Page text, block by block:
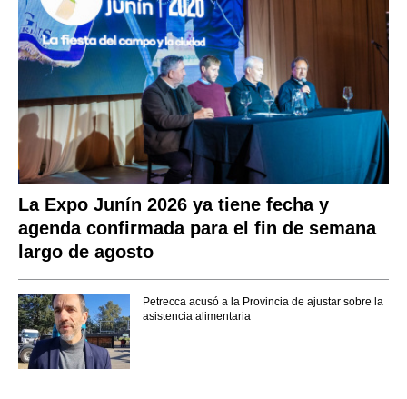
La Expo Junín 2026 ya tiene fecha y
agenda confirmada para el fin de semana
largo de agosto
Petrecca acusó a la Provincia de ajustar sobre la
asistencia alimentaria